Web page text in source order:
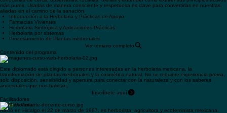
Este diplomado nace desde la convicción de que trabajar con plantas medicinales requiere
conocerlas de cerca: observarlas, tocarlas, olerlas y entender cómo extraer sus principios activos
más puros. Usarlas de manera consciente y respetuosa es clave para convertirlas en nuestras
aliadas en el camino de la sanación.
Introducción a la Herbolaria y Prácticas de Apoyo
Farmacias Vivientes
Procesamiento de Plantas medicinales
Ver temario completo
Contenido del programa
A quién
está dirigido
Este diplomado está dirigido a personas interesadas en la herbolaria mexicana, la
transformación de plantas medicinales y la cosmética natural. No se requiere experiencia previa,
solo disposición, sensibilidad y apertura para conectar con la naturaleza y con los saberes
ancestrales que nos habitan.
Inscríbete aquí